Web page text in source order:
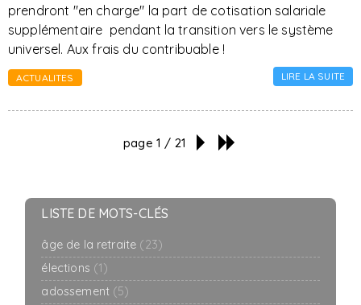
prendront "en charge" la part de cotisation salariale
supplémentaire pendant la transition vers le système
universel. Aux frais du contribuable !
ACTUALITES LIRE LA SUITE
page 1 / 21
LISTE DE MOTS-CLÉS
âge de la retraite (23)
élections (1)
adossement (5)